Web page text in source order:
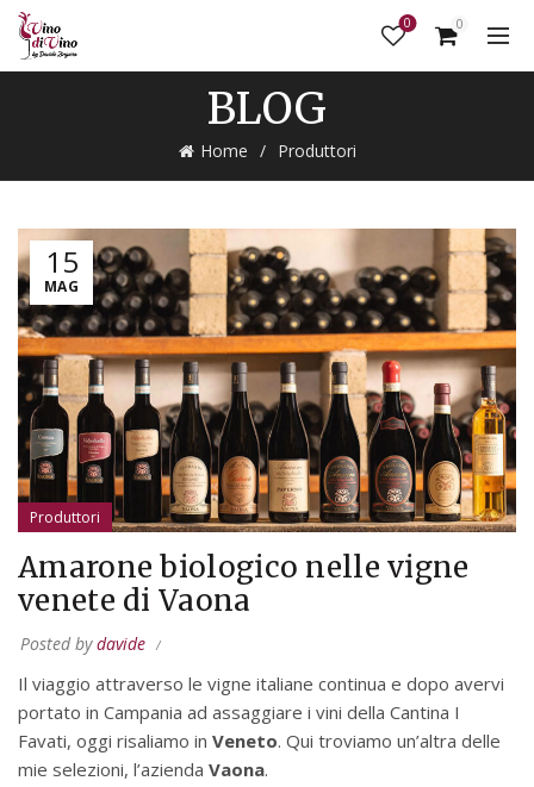
0 0
BLOG
Home Produttori
15
MAG
Produttori
Amarone biologico nelle vigne
venete di Vaona
Posted bydavide
Il viaggio attraverso le vigne italiane continua e dopo avervi
portato in Campania ad assaggiare i vini della Cantina I
Favati, oggi risaliamo in Veneto. Qui troviamo un’altra delle
mie selezioni, l’azienda Vaona.